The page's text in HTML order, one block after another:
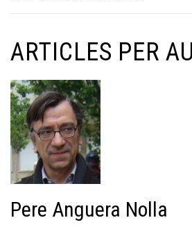
ARTICLES PER
Pere Anguera Nolla